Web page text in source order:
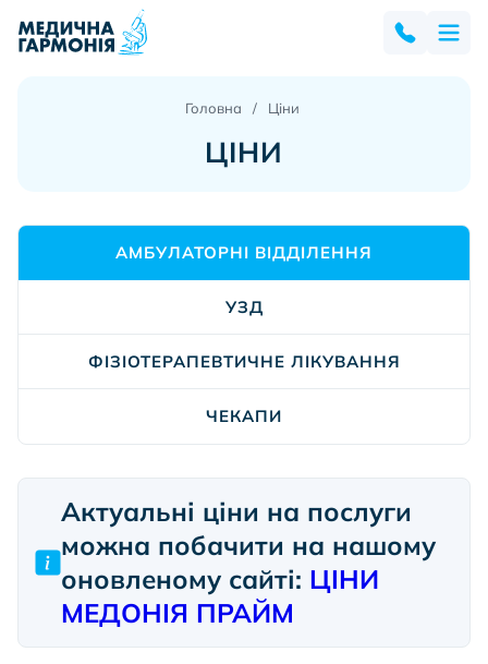
Головна Ціни
ЦІНИ
АМБУЛАТОРНІ ВІДДІЛЕННЯ
УЗД
ФІЗІОТЕРАПЕВТИЧНЕ ЛІКУВАННЯ
ЧЕКАПИ
Актуальні ціни на послуги
можна побачити на нашому
оновленому сайті: ЦІНИ
МЕДОНІЯ ПРАЙМ